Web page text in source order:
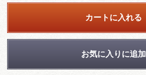
カートに入れる
お気に入りに追加